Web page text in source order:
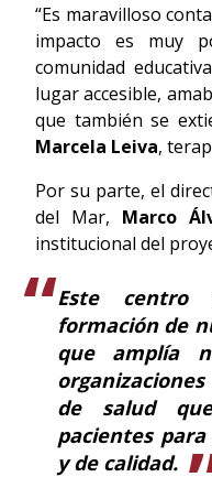
“Es maravilloso
impacto es muy
comunidad
lugar accesible,
que también se
Marcela Leiva,
Por su parte, el
del Mar, Marco
institucional del
Este
formación de
que amplía
de salud
pacientes
y de calidad.